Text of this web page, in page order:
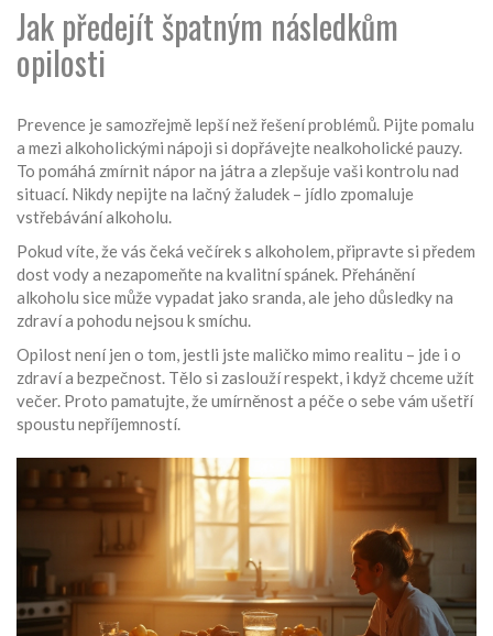
Jak předejít špatným následkům
opilosti
Prevence je samozřejmě lepší než řešení problémů. Pijte pomalu
a mezi alkoholickými nápoji si dopřávejte nealkoholické pauzy.
To pomáhá zmírnit nápor na játra a zlepšuje vaši kontrolu nad
situací. Nikdy nepijte na lačný žaludek – jídlo zpomaluje
vstřebávání alkoholu.
Pokud víte, že vás čeká večírek s alkoholem, připravte si předem
dost vody a nezapomeňte na kvalitní spánek. Přehánění
alkoholu sice může vypadat jako sranda, ale jeho důsledky na
zdraví a pohodu nejsou k smíchu.
Opilost není jen o tom, jestli jste maličko mimo realitu – jde i o
zdraví a bezpečnost. Tělo si zaslouží respekt, i když chceme užít
večer. Proto pamatujte, že umírněnost a péče o sebe vám ušetří
spoustu nepříjemností.